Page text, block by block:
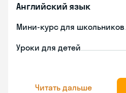
Английский язык
Мини-курс для школьников
Уроки для детей
Читать дальше